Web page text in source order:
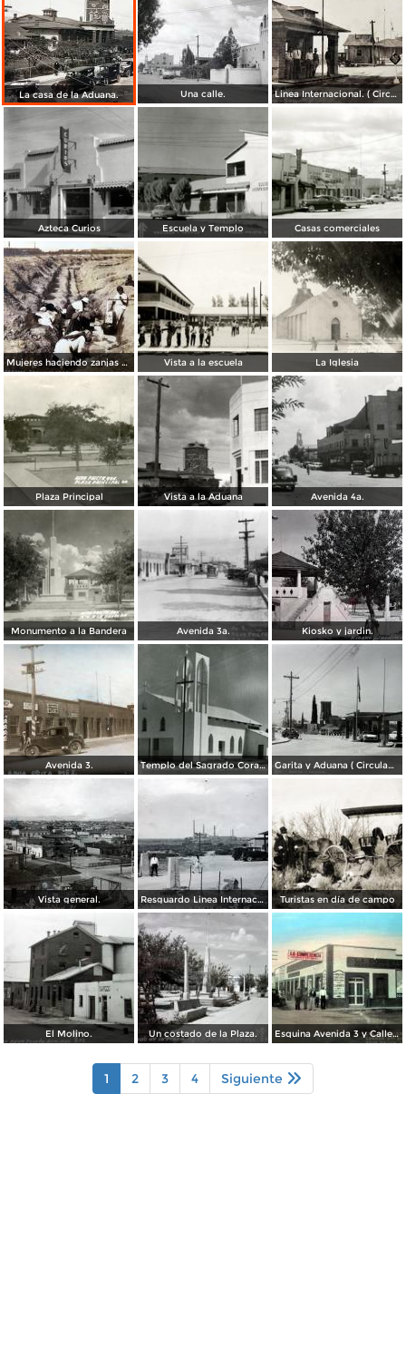
La casa de la Aduana. Una calle. Linea Internacional. ( Circulada el 26 de Mayo de 1941 ).
Azteca Curios Escuela y Templo Casas comerciales
Mujeres haciendo zanjas de defensa ( Circulada en 1915 ). Vista a la escuela La Iglesia
Plaza Principal Vista a la Aduana Avenida 4a.
Monumento a la Bandera Avenida 3a. Kiosko y jardin.
Avenida 3. Templo del Sagrado Corazón Garita y Aduana ( Circulada el 17 de Diciembre de 1956).
Vista general. Resguardo Linea Internacional. Turistas en día de campo
El Molino. Un costado de la Plaza. Esquina Avenida 3 y Calle 3
1 2 3 4 Siguiente